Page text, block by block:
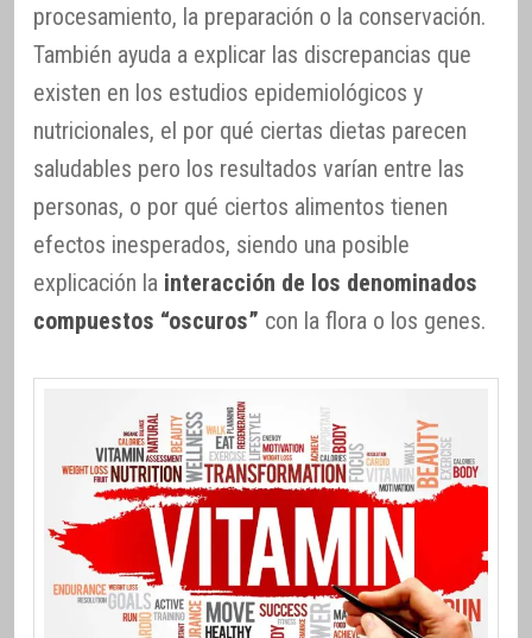
procesamiento, la preparación o la conservación.
También ayuda a explicar las discrepancias que
existen en los estudios epidemiológicos y
nutricionales, el por qué ciertas dietas parecen
saludables pero los resultados varían entre las
personas, o por qué ciertos alimentos tienen
efectos inesperados, siendo una posible
explicación la interacción de los denominados
compuestos “oscuros” con la flora o los genes.